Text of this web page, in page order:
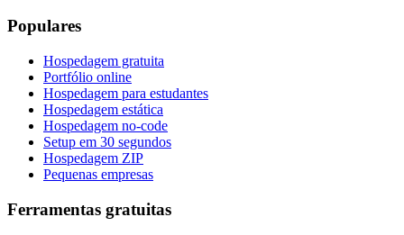
Populares
Hospedagem gratuita
Portfólio online
Hospedagem para estudantes
Hospedagem estática
Hospedagem no-code
Setup em 30 segundos
Hospedagem ZIP
Pequenas empresas
Ferramentas gratuitas